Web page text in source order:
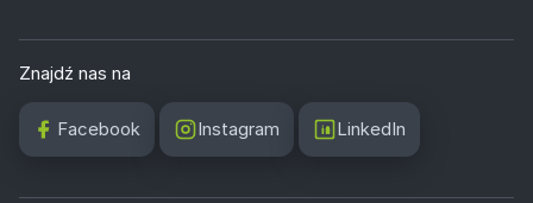
Znajdź nas na
Facebook Instagram LinkedIn